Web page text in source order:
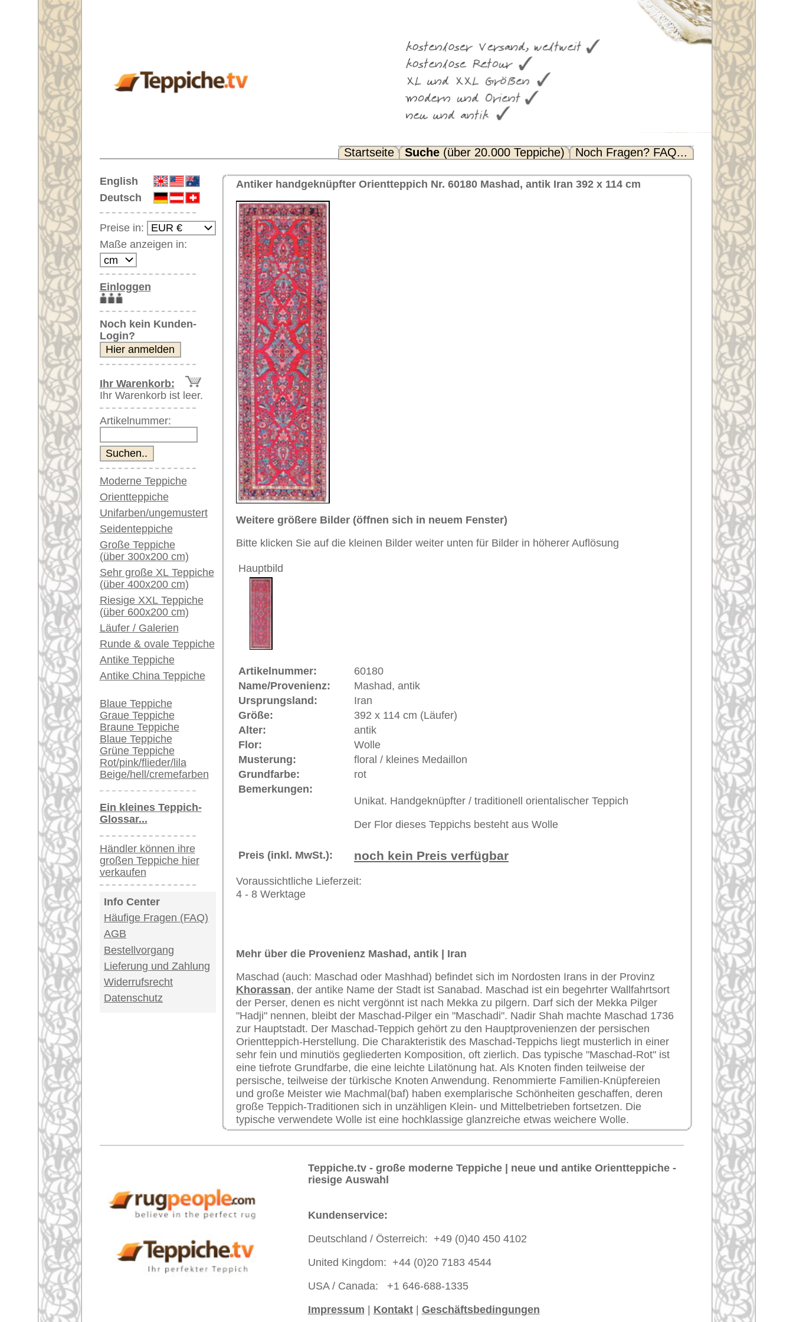
Noch Fragen? FAQ...
English
Deutsch
Preise in:
Maße anzeigen in:
Einloggen
Noch kein Kunden-
Login?
Ihr Warenkorb:
Ihr Warenkorb ist leer.
Artikelnummer:
Moderne Teppiche
Orientteppiche
Unifarben/ungemustert
Seidenteppiche
Große Teppiche
(über 300x200 cm)
Sehr große XL Teppiche
(über 400x200 cm)
Riesige XXL Teppiche
(über 600x200 cm)
Läufer / Galerien
Runde & ovale Teppiche
Antike Teppiche
Antike China Teppiche
Blaue Teppiche
Graue Teppiche
Braune Teppiche
Blaue Teppiche
Grüne Teppiche
Rot/pink/flieder/lila
Beige/hell/cremefarben
Ein kleines Teppich-
Glossar...
Händler können ihre
großen Teppiche hier
verkaufen
Info Center
Häufige Fragen (FAQ)
AGB
Bestellvorgang
Lieferung und Zahlung
Widerrufsrecht
Datenschutz
Weitere größere Bilder (öffnen sich in neuem Fenster)
Bitte klicken Sie auf die kleinen Bilder weiter unten für Bilder in höherer Auflösung
Hauptbild
60180
Mashad, antik
Ursprungsland:
Iran
Größe:
392 x 114 cm (Läufer)
Alter: antik
Flor:
Wolle
Grundfarbe: rot
Bemerkungen:
Preis (inkl. MwSt.): noch kein Preis verfügbar
Voraussichtliche Lieferzeit:
4 - 8 Werktage
Mehr über die Provenienz Mashad, antik | Iran
Maschad (auch: Maschad oder Mashhad) befindet sich im Nordosten Irans in der Provinz
Khorassan
der Perser, denen es nicht vergönnt ist nach Mekka zu pilgern. Darf sich der Mekka Pilger
"Hadji" nennen, bleibt der Maschad-Pilger ein "Maschadi". Nadir Shah machte Maschad 1736
zur Hauptstadt. Der Maschad-Teppich gehört zu den Hauptprovenienzen der persischen
sehr fein und minutiös gegliederten Komposition, oft zierlich. Das typische "Maschad-Rot" ist
eine tiefrote Grundfarbe, die eine leichte Lilatönung hat. Als Knoten finden teilweise der
persische, teilweise der türkische Knoten Anwendung. Renommierte Familien-Knüpfereien
und große Meister wie Machmal(baf) haben exemplarische Schönheiten geschaffen, deren
große Teppich-Traditionen sich in unzähligen Klein- und Mittelbetrieben fortsetzen. Die
typische verwendete Wolle ist eine hochklassige glanzreiche etwas weichere Wolle.
Teppiche.tv - große moderne Teppiche | neue und antike Orientteppiche -
riesige Auswahl
USA / Canada: +1 646-688-1335